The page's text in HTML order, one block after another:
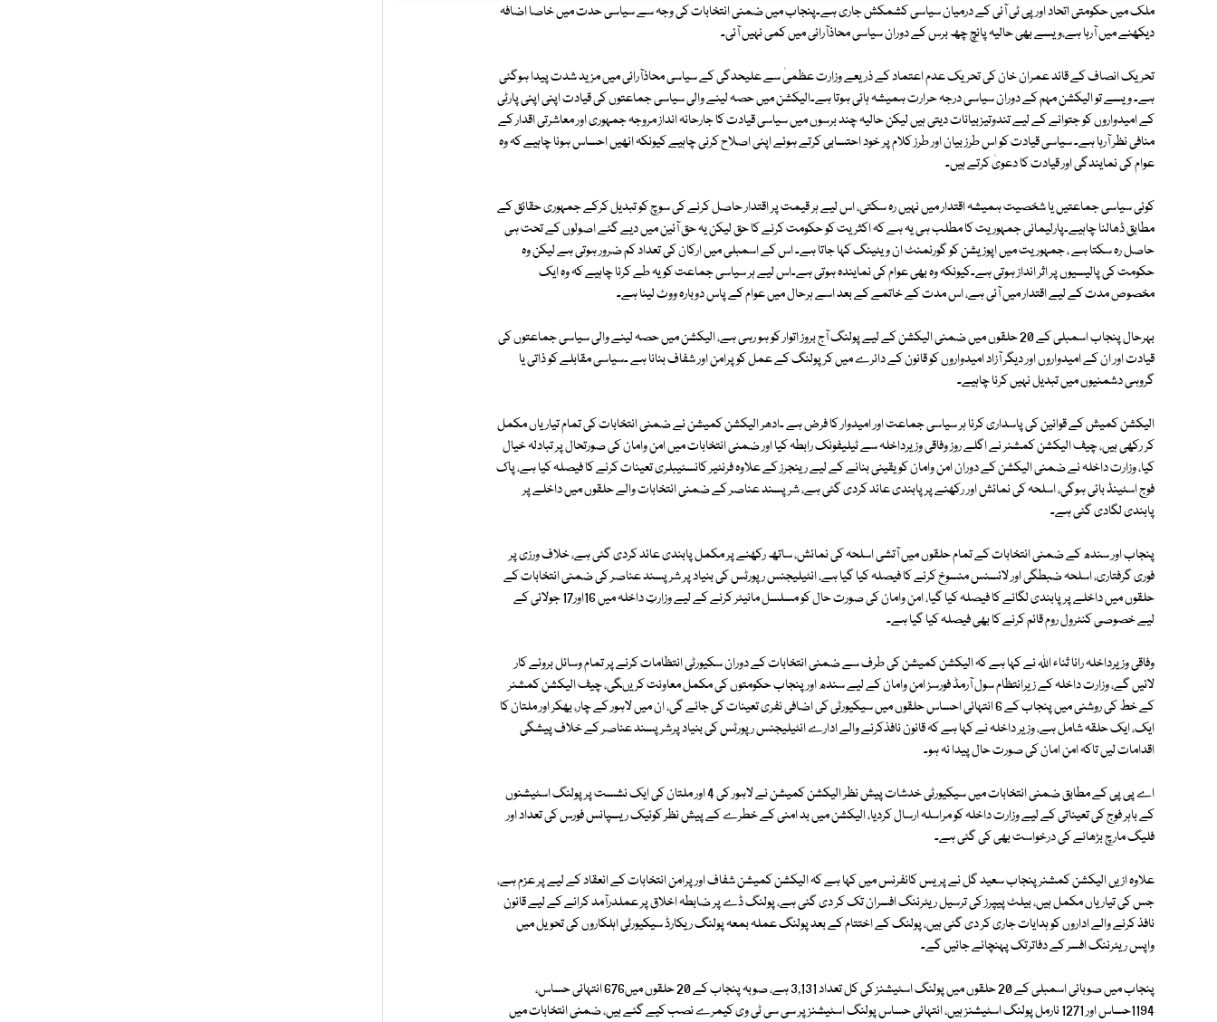
ملک میں حکومتی اتحاد اور پی ٹی آئی کے درمیان سیاسی کشمکش جاری ہے۔پنجاب میں ضمنی انتخابات کی وجہ سے سیاسی حدت میں خاصا اضافہ
دیکھنے میں آرہا ہے،ویسے بھی حالیہ پانچ چھ برس کے دوران سیاسی محاذآرائی میں کمی نہیں آئی۔
تحریک انصاف کے قائد عمران خان کی تحریک عدم اعتماد کے ذریعے وزارت عظمیٰ سے علیحدگی کے سیاسی محاذآرائی میں مزید شدت پیدا ہوگئی
ہے۔ ویسے تو الیکشن مہم کے دوران سیاسی درجہ حرارت ہمیشہ ہائی ہوتا ہے۔الیکشن میں حصہ لینے والی سیاسی جماعتوں کی قیادت اپنی اپنی پارٹی
کے امیدواروں کو جتوانے کے لیے تندوتیزبیانات دیتی ہیں لیکن حالیہ چند برسوں میں سیاسی قیادت کا جارحانہ انداز مروجہ جمہوری اور معاشرتی اقدار کے
منافی نظر آرہا ہے۔ سیاسی قیادت کو اس طرز بیان اور طرز کلام پر خود احتسابی کرتے ہوئے اپنی اصلاح کرنی چاہیے کیونکہ انھیں احساس ہونا چاہیے کہ وہ
عوام کی نمایندگی اور قیادت کا دعویٰ کرتے ہیں۔
کوئی سیاسی جماعتیں یا شخصیت ہمیشہ اقتدار میں نہیں رہ سکتی، اس لیے ہر قیمت پر اقتدار حاصل کرنے کی سوچ کو تبدیل کرکے جمہوری حقائق کے
مطابق ڈھالنا چاہیے۔پارلیمانی جمہوریت کا مطلب ہی یہ ہے کہ اکثریت کو حکومت کرنے کا حق لیکن یہ حق آئین میں دیے گئے اصولوں کے تحت ہی
حاصل رہ سکتا ہے ، جمہوریت میں اپوزیشن کو گورنمنٹ ان ویٹینگ کہا جاتا ہے۔ اس کے اسمبلی میں ارکان کی تعداد کم ضرور ہوتی ہے لیکن وہ
حکومت کی پالیسیوں پر اثر انداز ہوتی ہے۔کیونکہ وہ بھی عوام کی نمایندہ ہوتی ہے۔اس لیے ہر سیاسی جماعت کو یہ طے کرنا چاہیے کہ وہ ایک
مخصوص مدت کے لیے اقتدار میں آئی ہے، اس مدت کے خاتمے کے بعد اسے ہرحال میں عوام کے پاس دوبارہ ووٹ لینا ہے۔
بہرحال پنجاب اسمبلی کے 20 حلقوں میں ضمنی الیکشن کے لیے پولنگ آج بروز اتوار کو ہو رہی ہے، الیکشن میں حصہ لینے والی سیاسی جماعتوں کی
قیادت اور ان کے امیدواروں اور دیگر آزاد امیدواروں کو قانون کے دائرے میں کر پولنگ کے عمل کو پرامن اور شفاف بنانا ہے ۔سیاسی مقابلے کو ذاتی یا
گروہی دشمنیوں میں تبدیل نہیں کرنا چاہیے۔
الیکشن کمیش کے قوانین کی پاسداری کرنا ہر سیاسی جماعت اور امیدوار کا فرض ہے ۔ادھر الیکشن کمیشن نے ضمنی انتخابات کی تمام تیاریاں مکمل
کر رکھی ہیں، چیف الیکشن کمشنر نے اگلے روز وفاقی وزیرداخلہ سے ٹیلیفونک رابطہ کیا اور ضمنی انتخابات میں امن وامان کی صورتحال پر تبادلہ خیال
کیا، وزارت داخلہ نے ضمنی الیکشن کے دوران امن وامان کو یقینی بنانے کے لیے رینجرز کے علاوہ فرنٹیر کانسٹیبلری تعینات کرنے کا فیصلہ کیا ہے، پاک
فوج اسٹینڈ بائی ہوگی، اسلحہ کی نمائش اور رکھنے پر پابندی عائد کردی گئی ہے، شر پسند عناصر کے ضمنی انتخابات والے حلقوں میں داخلے پر
پابندی لگادی گئی ہے۔
پنجاب اور سندھ کے ضمنی انتخابات کے تمام حلقوں میں آتشی اسلحہ کی نمائش، ساتھ رکھنے پر مکمل پابندی عائد کردی گئی ہے، خلاف ورزی پر
فوری گرفتاری، اسلحہ ضبطگی اور لائسنس منسوخ کرنے کا فیصلہ کیا گیا ہے، انٹیلیجنس رپورٹس کی بنیاد پر شرپسند عناصر کی ضمنی انتخابات کے
حلقوں میں داخلے پر پابندی لگانے کا فیصلہ کیا گیا، امن وامان کی صورت حال کو مسلسل مانیٹر کرنے کے لیے وزارتِ داخلہ میں 16اور17 جولائی کے
لیے خصوصی کنٹرول روم قائم کرنے کا بھی فیصلہ کیا گیا ہے۔
وفاقی وزیرداخلہ رانا ثناء اللہ نے کہا ہے کہ الیکشن کمیشن کی طرف سے ضمنی انتخابات کے دوران سکیورٹی انتظامات کرنے پر تمام وسائل بروئے کار
لائیں گے، وزارت داخلہ کے زیرانتظام سول آرمڈ فورسز امن وامان کے لیے سندھ اور پنجاب حکومتوں کی مکمل معاونت کریںگی، چیف الیکشن کمشنر
کے خط کی روشنی میں پنجاب کے 6 انتہائی احساس حلقوں میں سیکیورٹی کی اضافی نفری تعینات کی جائے گی، ان میں لاہور کے چار، بھکر اور ملتان کا
ایک، ایک حلقہ شامل ہے، وزیر داخلہ نے کہا ہے کہ قانون نافذکرنے والے ادارے انٹیلیجنس رپورٹس کی بنیاد پرشرپسند عناصر کے خلاف پیشگی
اقدامات لیں تاکہ امن امان کی صورت حال پیدا نہ ہو۔
اے پی پی کے مطابق ضمنی انتخابات میں سیکیورٹی خدشات پیش نظر الیکشن کمیشن نے لاہور کی 4 اور ملتان کی ایک نشست پر پولنگ اسٹیشنوں
کے باہر فوج کی تعیناتی کے لیے وزارت داخلہ کو مراسلہ ارسال کردیا، الیکشن میں بد امنی کے خطرے کے پیش نظر کوئیک ریسپانس فورس کی تعداد اور
فلیگ مارچ بڑھانے کی درخواست بھی کی گئی ہے۔
علاوہ ازیں الیکشن کمشنر پنجاب سعید گل نے پریس کانفرنس میں کہا ہے کہ الیکشن کمیشن شفاف اور پرامن انتخابات کے انعقاد کے لیے پر عزم ہے،
جس کی تیاریاں مکمل ہیں، بیلٹ پیپرز کی ترسیل ریٹرننگ افسران تک کر دی گئی ہے، پولنگ ڈے پر ضابطہ اخلاق پر عملدرآمد کرانے کے لیے قانون
نافذ کرنے والے اداروں کو ہدایات جاری کر دی گئی ہیں، پولنگ کے اختتام کے بعد پولنگ عملہ بمعہ پولنگ ریکارڈ سیکیورٹی اہلکاروں کی تحویل میں
واپس ریٹرننگ افسر کے دفاترتک پہنچائے جائیں گے۔
پنجاب میں صوبائی اسمبلی کے 20 حلقوں میں پولنگ اسٹیشنز کی کل تعداد 3,131 ہے، صوبہ پنجاب کے 20 حلقوں میں676 انتہائی حساس،
1194حساس اور 1271 نارمل پولنگ اسٹیشنز ہیں، انتہائی حساس پولنگ اسٹیشنز پر سی سی ٹی وی کیمرے نصب کیے گئے ہیں، ضمنی انتخابات میں